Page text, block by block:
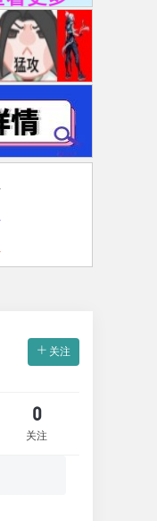
关注
0
关注